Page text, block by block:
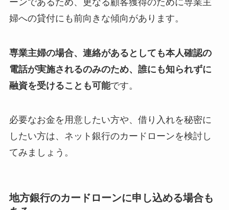
婦への貸付にも前向きな傾向があります。
専業主婦の場合、連絡があるとしても本人確認の
電話が実施されるのみのため、誰にも知られずに
融資を受けることも可能です。
必要なお金を用意したい方や、借り入れを秘密に
したい方は、ネット銀行のカードローンを検討し
てみましょう。
地方銀行のカードローンに申し込める場合も